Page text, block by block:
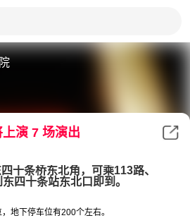
上演 7 场演出
十条桥东北角，可乘113路、
四十条站东北口即到。
地下停车位有200个左右。